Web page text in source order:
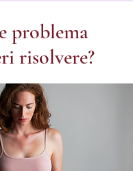
problema
risolvere?